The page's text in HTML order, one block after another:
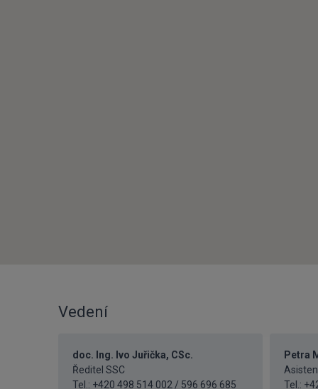
Vedení
doc. Ing. Ivo Juřička, CSc.
Ředitel SSC
Tel.: +420 498 514 002 / 596 696 685
Petra
Tel.: